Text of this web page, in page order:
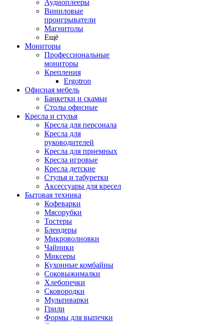
Аудиоплееры
Виниловые
проигрыватели
Магнитолы
Ещё
Мониторы
Профессиональные
мониторы
Крепления
Ergotron
Офисная мебель
Банкетки и скамьи
Столы офисные
Кресла и стулья
Кресла для персонала
Кресла для
руководителей
Кресла для приемных
Кресла игровые
Кресла детские
Стулья и табуретки
Аксессуары для кресел
Бытовая техника
Кофеварки
Мясорубки
Тостеры
Блендеры
Микроволновки
Чайники
Миксеры
Кухонные комбайны
Соковыжималки
Хлебопечки
Сковородки
Мультиварки
Грили
Формы для выпечки